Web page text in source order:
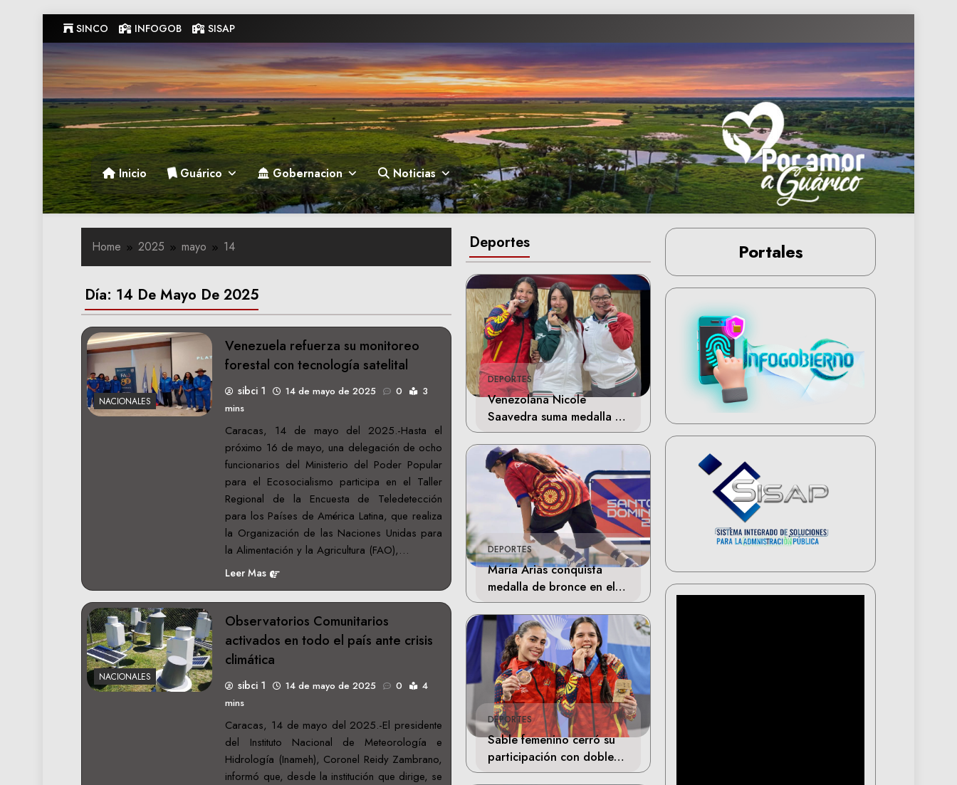
to
content
SINCO INFOGOB SISAP
Gobernacion de Guarico
Gobernacion de Guarico
Inicio Guárico Gobernacion Noticias
Deportes
DEPORTES
Venezolana Nicole
Saavedra suma medalla de
plata en la final de Tiro
Deportivo
DEPORTES
María Arias conquista
medalla de bronce en el
skateboarding de los
Juegos Centroamericanos
DEPORTES
Sable femenino cerró su
participación con doble
bronce en Santo Domingo
Home 2025 mayo 14
Día: 14 De Mayo De 2025
NACIONALES
Venezuela refuerza su monitoreo
forestal con tecnología satelital
sibci 1 14 de mayo de 2025 0
3
mins
Caracas, 14 de mayo del 2025.-Hasta el
próximo 16 de mayo, una delegación de ocho
funcionarios del Ministerio del Poder Popular
para el Ecosocialismo participa en el Taller
Regional de la Encuesta de Teledetección
para los Países de América Latina, que realiza
la Organización de las Naciones Unidas para
la Alimentación y la Agricultura (FAO),…
Leer Mas
NACIONALES
Observatorios Comunitarios
activados en todo el país ante crisis
climática
sibci 1 14 de mayo de 2025 0
4
mins
Caracas, 14 de mayo del 2025.-El presidente
del Instituto Nacional de Meteorología e
Hidrología (Inameh), Coronel Reidy Zambrano,
informó que, desde la institución que dirige, se
Portales